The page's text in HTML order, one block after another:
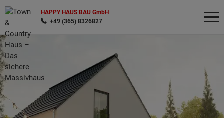
HAPPY HAUS BAU GmbH
+49 (365) 8326827
Wonach möchten Sie suchen?